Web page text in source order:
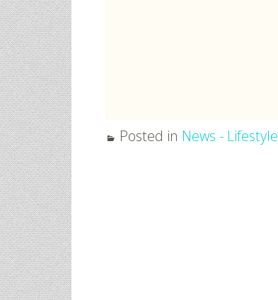
Posted in News - Lifestyle